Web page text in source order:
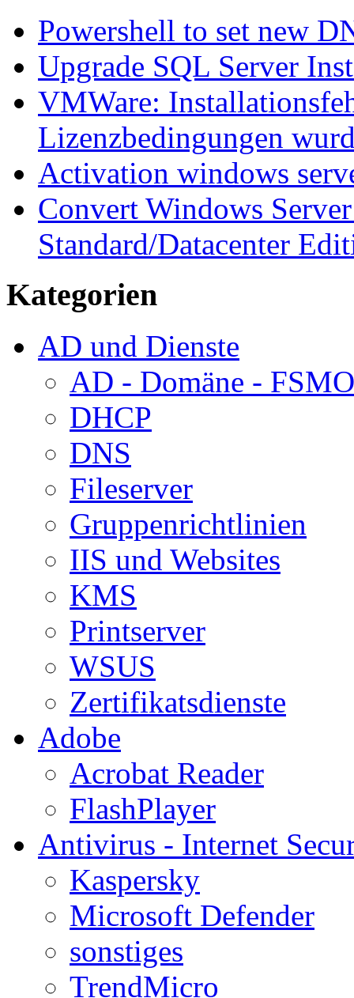
Powershell to set new
Upgrade SQL Server
VMWare:
Lizenzbedingungen
Activation windows
Convert Windows
Standard/Datacenter
Kategorien
AD und Dienste
AD - Domäne - FSMO
DHCP
DNS
Fileserver
Gruppenrichtlinien
IIS und Websites
KMS
Printserver
WSUS
Zertifikatsdienste
Adobe
Acrobat Reader
FlashPlayer
Antivirus - Internet
Kaspersky
Microsoft Defender
sonstiges
TrendMicro